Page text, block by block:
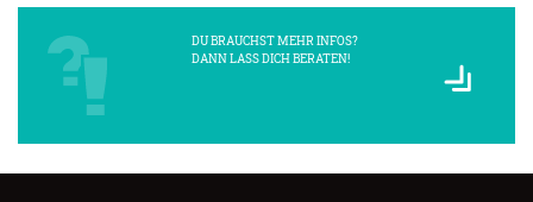
DU BRAUCHST MEHR INFOS?
DANN LASS DICH BERATEN!